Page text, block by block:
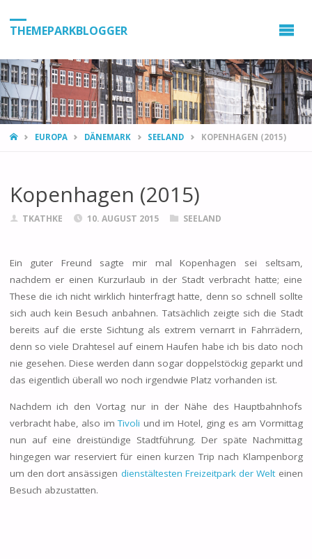
THEMEPARKBLOGGER
HOMEEUROPA DÄNEMARK SEELAND KOPENHAGEN (2015)
Kopenhagen (2015)
TKATHKE 10. AUGUST 2015 SEELAND
Ein guter Freund sagte mir mal Kopenhagen sei seltsam,
nachdem er einen Kurzurlaub in der Stadt verbracht hatte; eine
These die ich nicht wirklich hinterfragt hatte, denn so schnell sollte
sich auch kein Besuch anbahnen. Tatsächlich zeigte sich die Stadt
bereits auf die erste Sichtung als extrem vernarrt in Fahrrädern,
denn so viele Drahtesel auf einem Haufen habe ich bis dato noch
nie gesehen. Diese werden dann sogar doppelstöckig geparkt und
das eigentlich überall wo noch irgendwie Platz vorhanden ist.
Nachdem ich den Vortag nur in der Nähe des Hauptbahnhofs
verbracht habe, also imTivoli und im Hotel, ging es am Vormittag
nun auf eine dreistündige Stadtführung. Der späte Nachmittag
hingegen war reserviert für einen kurzen Trip nach Klampenborg
um den dort ansässigen dienstältesten Freizeitpark der Welt einen
Besuch abzustatten.